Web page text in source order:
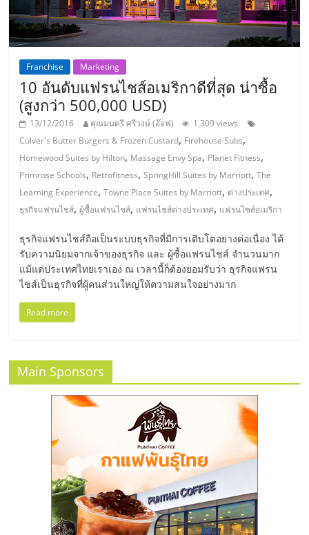
แฟ
รน
ไชส์
แฟ
รน
ไชส์
ขาย
หน้า
บ้าน
ลงทุน
น้อย
คืน
ไว,
ปรึกษา
การ
ลงทุน
และ
ขา
แฟ
Franchise Marketing
10 อันดับแฟรนไชส์อเมริกาดีที่สุด น่าซื้อ
(สูงกว่า 500,000 USD)
13/12/2016 คุณมนตรี ศรีวงษ์ (อ๊อฟ)
1,309 views
Culver's Butter Burgers & Frozen Custard, Firehouse Subs,
Homewood Suites by Hilton, Massage Envy Spa, Planet Fitness,
Primrose Schools, Retrofitness,SpringHill Suites by Marriott,The
Learning Experience,Towne Place Suites by Marriott, ต่างประเทศ,
ธุรกิจแฟรนไชส์,ผู้ซื้อแฟรนไชส์, แฟรนไชส์ต่างประเทศ, แฟรนไชส์อเมริกา
ธุรกิจแฟรนไชส์ถือเป็นระบบธุรกิจที่มีการเติบโตอย่างต่อเนื่อง ได้
รับความนิยมจากเจ้าของธุรกิจ และ ผู้ซื้อแฟรนไชส์ จำนวนมาก
แม้แต่ประเทศไทยเราเอง ณ เวลานี้ก็ต้องยอมรับว่า ธุรกิจแฟรน
ไชส์เป็นธุรกิจที่ผู้คนส่วนใหญ่ให้ความสนใจอย่างมาก
Read more
Main Sponsors